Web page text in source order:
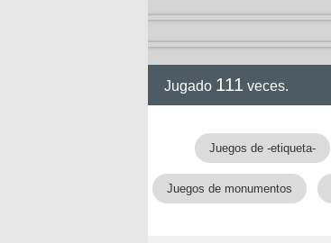
Jugado 111 veces.
Juegos de -etiqueta-
Juegos de monumentos